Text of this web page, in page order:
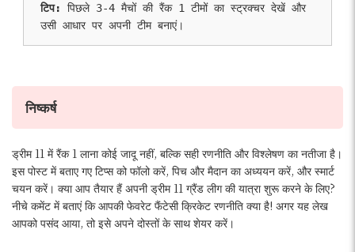
टिप:
पिछले 3-4 मैचों की रैंक 1 टीमों का स्ट्रक्चर देखें और
उसी आधार पर अपनी टीम बनाएं।
निष्कर्ष
ड्रीम 11 में रैंक 1 लाना कोई जादू नहीं, बल्कि सही रणनीति और विश्लेषण का नतीजा है।
इस पोस्ट में बताए गए टिप्स को फॉलो करें, पिच और मैदान का अध्ययन करें, और स्मार्ट
चयन करें। क्या आप तैयार हैं अपनी ड्रीम 11 ग्रैंड लीग की यात्रा शुरू करने के लिए?
नीचे कमेंट में बताएं कि आपकी फेवरेट फैंटेसी क्रिकेट रणनीति क्या है! अगर यह लेख
आपको पसंद आया, तो इसे अपने दोस्तों के साथ शेयर करें।